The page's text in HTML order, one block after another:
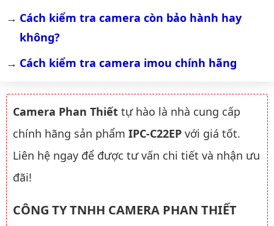
Cách kiểm tra camera còn bảo hành hay
không?
Cách kiểm tra camera imou chính hãng
Camera Phan Thiết tự hào là nhà cung cấp
chính hãng sản phẩm IPC-C22EP với giá tốt.
Liên hệ ngay để được tư vấn chi tiết và nhận ưu
đãi!
CÔNG TY TNHH CAMERA PHAN THIẾT